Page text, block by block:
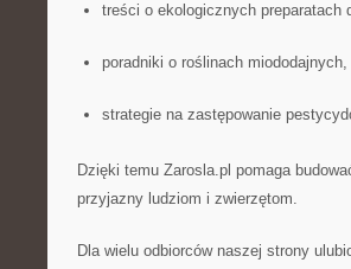
treści o ekologicznych preparatach
poradniki o roślinach miododajnych,
strategie na zastępowanie
Dzięki temu Zarosla.pl pomaga
przyjazny ludziom i zwierzętom.
Dla wielu odbiorców naszej strony